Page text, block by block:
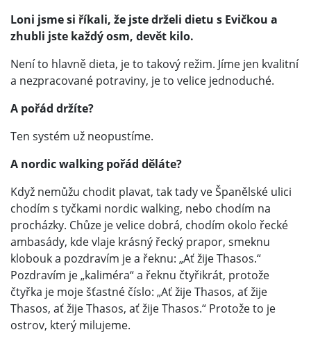
Loni jsme si říkali, že jste drželi dietu s Evičkou a
zhubli jste každý osm, devět kilo.
Není to hlavně dieta, je to takový režim. Jíme jen kvalitní
a nezpracované potraviny, je to velice jednoduché.
A pořád držíte?
Ten systém už neopustíme.
A nordic walking pořád děláte?
Když nemůžu chodit plavat, tak tady ve Španělské ulici
chodím s tyčkami nordic walking, nebo chodím na
procházky. Chůze je velice dobrá, chodím okolo řecké
ambasády, kde vlaje krásný řecký prapor, smeknu
klobouk a pozdravím je a řeknu: „Ať žije Thasos.“
Pozdravím je „kaliméra“ a řeknu čtyřikrát, protože
čtyřka je moje šťastné číslo: „Ať žije Thasos, ať žije
Thasos, ať žije Thasos, ať žije Thasos.“ Protože to je
ostrov, který milujeme.